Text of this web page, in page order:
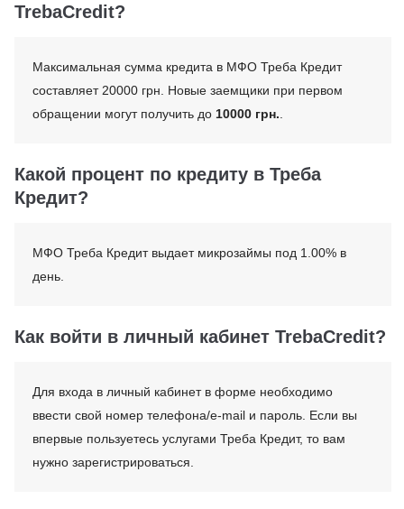
TrebaCredit?
Максимальная сумма кредита в МФО Треба Кредит
составляет 20000 грн. Новые заемщики при первом
обращении могут получить до 10000 грн.
Какой процент по кредиту в Треба
Кредит?
МФО Треба Кредит выдает микрозаймы под 1.00% в
день.
Как войти в личный кабинет TrebaCredit?
Для входа в личный кабинет в форме необходимо
ввести свой номер телефона/e-mail и пароль. Если вы
впервые пользуетесь услугами Треба Кредит, то вам
нужно зарегистрироваться.